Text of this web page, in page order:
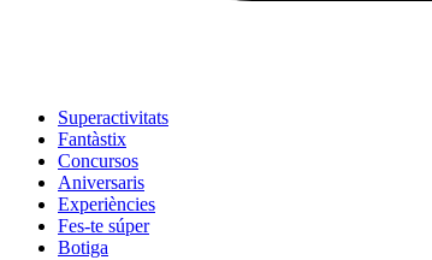
Superactivitats
Fantàstix
Concursos
Aniversaris
Experiències
Fes-te súper
Botiga